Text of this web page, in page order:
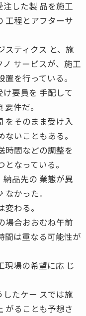
した製 品を施工
工程とアフターサ
スティクス と、施
サービスが、施工
を行っている。
要員を 手配して
件だ。
をそのまま受け入
いこともある。
時間などの調整を
なっている。
品先の 業態が異
かった。
わる。
場合おおむね午前
間は重なる可能性が
現場の希望に応 じ
たケー スでは施
がることも予想さ